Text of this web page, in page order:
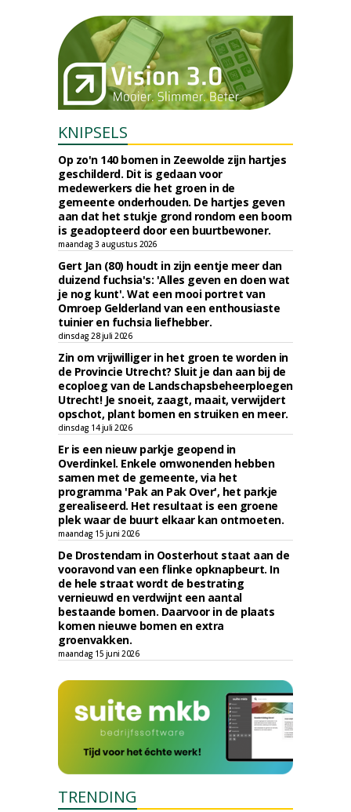
KNIPSELS
Op zo'n 140 bomen in Zeewolde zijn hartjes
geschilderd. Dit is gedaan voor
medewerkers die het groen in de
gemeente onderhouden. De hartjes geven
aan dat het stukje grond rondom een boom
is geadopteerd door een buurtbewoner.
maandag 3 augustus 2026
Gert Jan (80) houdt in zijn eentje meer dan
duizend fuchsia's: 'Alles geven en doen wat
je nog kunt'. Wat een mooi portret van
Omroep Gelderland van een enthousiaste
tuinier en fuchsia liefhebber.
dinsdag 28 juli 2026
Zin om vrijwilliger in het groen te worden in
de Provincie Utrecht? Sluit je dan aan bij de
ecoploeg van de Landschapsbeheerploegen
Utrecht! Je snoeit, zaagt, maait, verwijdert
opschot, plant bomen en struiken en meer.
dinsdag 14 juli 2026
Er is een nieuw parkje geopend in
Overdinkel. Enkele omwonenden hebben
samen met de gemeente, via het
programma 'Pak an Pak Over', het parkje
gerealiseerd. Het resultaat is een groene
plek waar de buurt elkaar kan ontmoeten.
maandag 15 juni 2026
De Drostendam in Oosterhout staat aan de
vooravond van een flinke opknapbeurt. In
de hele straat wordt de bestrating
vernieuwd en verdwijnt een aantal
bestaande bomen. Daarvoor in de plaats
komen nieuwe bomen en extra
groenvakken.
maandag 15 juni 2026
TRENDING